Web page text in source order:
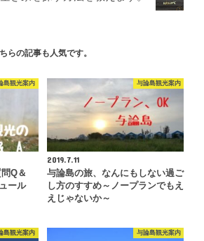
らの記事も人気です。
島観光案内
Q＆
ール
与論島観光案内
2019.7.11
与論島の旅、なんにもしない過ご
し方のすすめ～ノープランでもえ
えじゃないか～
島観光案内 与論島観光案内